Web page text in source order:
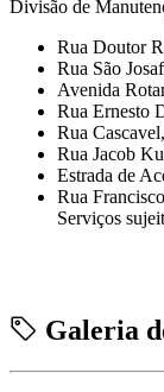
Divisão de
Rua Doutor
Rua São
Avenida
Rua Ernesto
Rua
Rua Jacob
Estrada de
Rua
Serviços
Galeria